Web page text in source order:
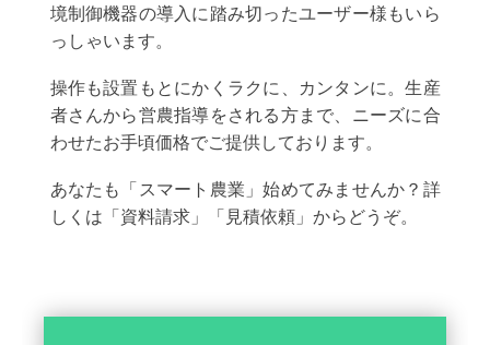
境制御機器の導入に踏み切ったユーザー様もいら
っしゃいます。
操作も設置もとにかくラクに、カンタンに。生産
者さんから営農指導をされる方まで、ニーズに合
わせたお手頃価格でご提供しております。
あなたも「スマート農業」始めてみませんか？詳
しくは「資料請求」「見積依頼」からどうぞ。